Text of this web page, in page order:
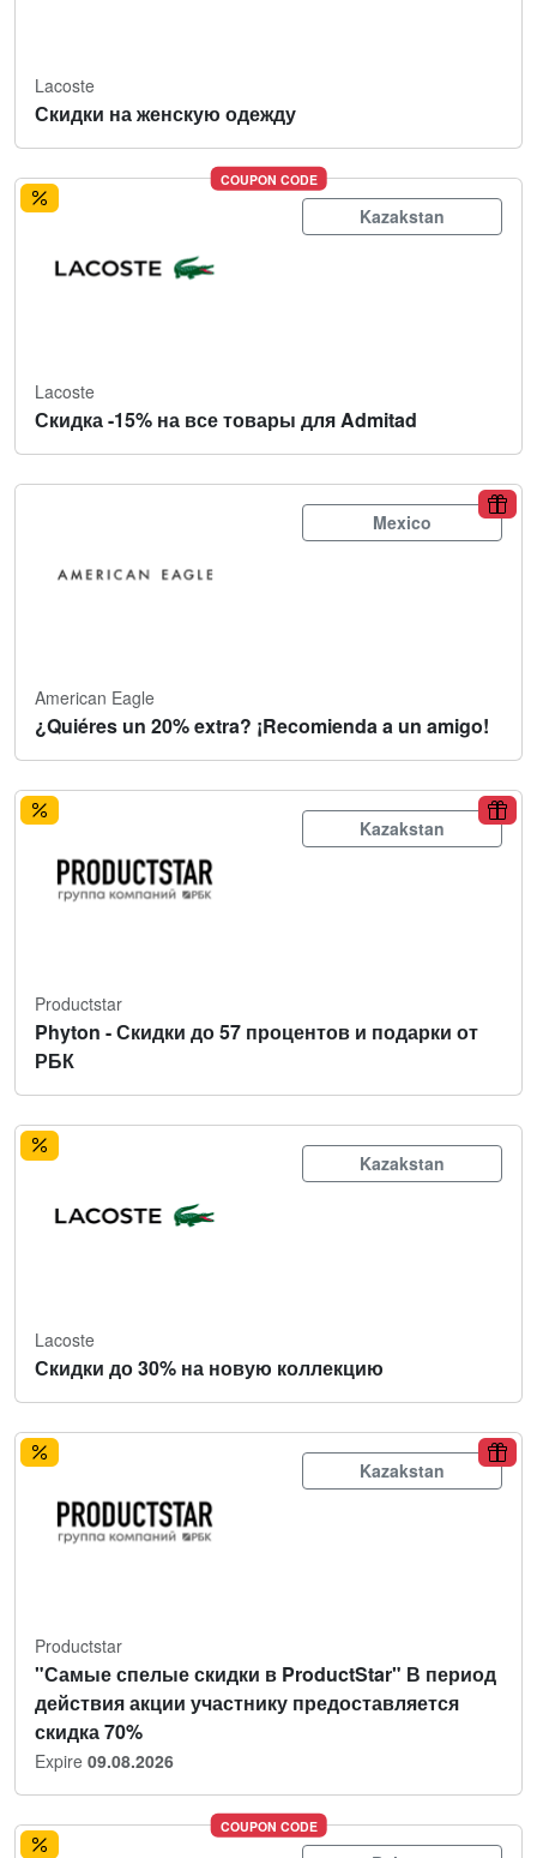
Lacoste
Скидки на женскую одежду
COUPON CODE
Kazakstan
Lacoste
Скидка -15% на все товары для Admitad
Mexico
American Eagle
¿Quiéres un 20% extra? ¡Recomienda a un amigo!
Kazakstan
Productstar
Phyton - Скидки до 57 процентов и подарки от
РБК
Kazakstan
Lacoste
Скидки до 30% на новую коллекцию
Kazakstan
Productstar
"Самые спелые скидки в ProductStar" В период
действия акции участнику предоставляется
скидка 70%
Expire 09.08.2026
COUPON CODE